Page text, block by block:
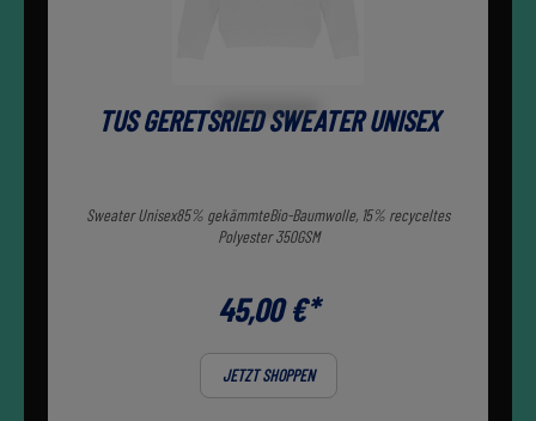
TUS GERETSRIED SWEATER UNISEX
Sweater Unisex85% gekämmteBio-Baumwolle, 15% recyceltes
Polyester 350GSM
45,00 €*
JETZT SHOPPEN